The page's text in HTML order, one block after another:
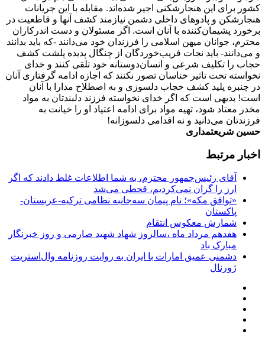
کشور برای این هنجار‌شکنی اجیر شده‌اند. مقابله با این جریانات
هنجار‌شکن و پادوهای داخلی دشمن نیازمند کشف آنها و قاطعیت در
برخورد پشیمان‌کننده با آنان است. اگر مسئولان و دست اندرکاران
محترم، جوانان میهن اسلامی را فرزندان خود می‌دانند -که باید بدانند
و می‌دانند- باید نجات فریب‌خوردگان از چنگال پدیده پلشت کشف
حجاب را تکلیف شرعی و انسان‌دوستانه خود تلقی کنند و خدای
نخواسته تحت تاثیر خناسان تصور نکنند که اجازه ادامه گرفتاری آنان
در چنبره پلید کشف حجاب دلسوزی و به اصطلاح مدارا با آنان
است! بدیهی است که اگر خدای نخواسته فرزند دلبندتان به مواد
مخدر معتاد شود، تهیه مواد برای ادامه اعتیاد او را خیانت به
فرزندتان می‌دانید و نه اقدامی دلسوزانه!
حسین شریعتمداری
اخبار مرتبط
آقای رئیس‌جمهور محترم، به شما اطلاعات غلط دادند که اگر
ارز را گران نمی‌کردیم، قحطی می‌شد
«توافق مکه»؛ نام پیمان سه‌جانبه نظامی ترکیه-عربستان-
پاکستان
شمارش معکوس انتقام
هفدهم مرداد ماه ،سالروز شهاد شهید صارمی و روز خبرنگار
مبارک باد
دشمنی عمیق امارات با ایران به روایت روزنامه وال‌استریت
ژورنال